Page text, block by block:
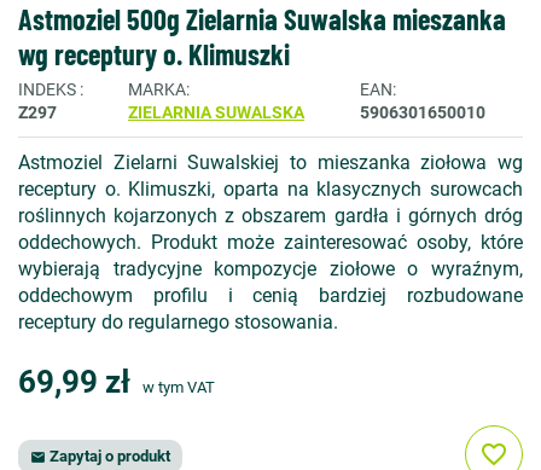
Astmoziel 500g Zielarnia Suwalska mieszanka
wg receptury o. Klimuszki
INDEKS
Z297
MARKA
ZIELARNIA SUWALSKA
EAN
5906301650010
Astmoziel Zielarni Suwalskiej to mieszanka ziołowa wg
receptury o. Klimuszki, oparta na klasycznych surowcach
roślinnych kojarzonych z obszarem gardła i górnych dróg
oddechowych. Produkt może zainteresować osoby, które
wybierają tradycyjne kompozycje ziołowe o wyraźnym,
oddechowym profilu i cenią bardziej rozbudowane
receptury do regularnego stosowania.
69,99 zł w tym VAT
 Zapytaj o produkt favorite_border